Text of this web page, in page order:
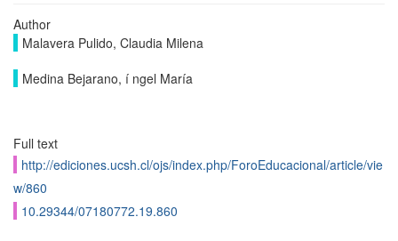
Author
Malavera Pulido, Claudia Milena
Medina Bejarano, í ngel Marí­a
Full text
http://ediciones.ucsh.cl/ojs/index.php/ForoEducacional/article/vie
w/860
10.29344/07180772.19.860